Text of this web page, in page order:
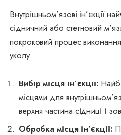
Внутрішньом’язові ін’єкції
сідничний або стегновий
покроковий процес
уколу.
Вибір місця ін’єкції:
місцями для
верхня частина сідниці і
Обробка місця ін’єкції: